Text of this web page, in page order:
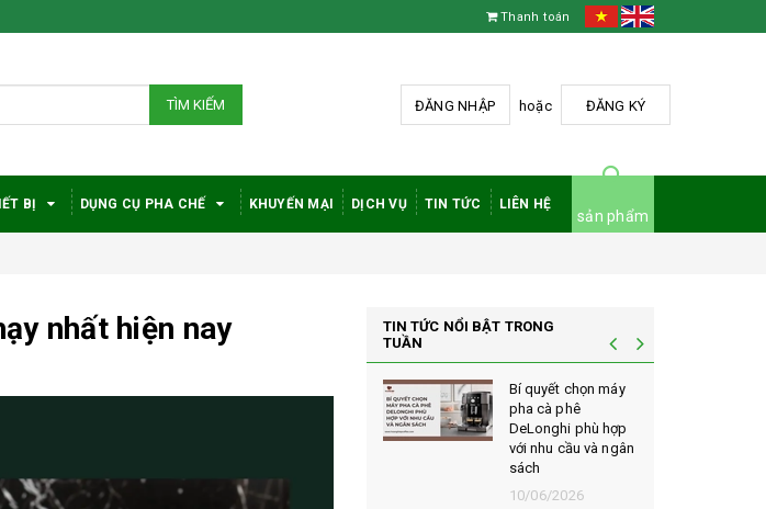
Thanh toán
TÌM KIẾM ĐĂNG NHẬP hoặc ĐĂNG KÝ
BỊ DỤNG CỤ PHA CHẾ KHUYẾN MẠI DỊCH VỤ TIN TỨC LIÊN HỆ
sản phẩm
nhất hiện nay
TIN TỨC NỔI BẬT TRONG
TUẦN
10/06/2026
Bí quyết chọn máy
pha cà phê
DeLonghi phù hợp
với nhu cầu và ngân
sách
10/06/2026